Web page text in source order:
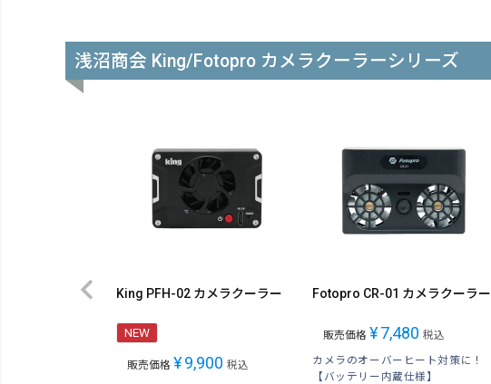
浅沼商会 King/Fotopro カメラクーラーシリーズ
King PFH-02 カメラクーラー
NEW
販売価格 ¥9,900 税込
Fotopro CR-01 カメラクーラー
販売価格 ¥7,480 税込
カメラのオーバーヒート対策に！
【バッテリー内蔵仕様】